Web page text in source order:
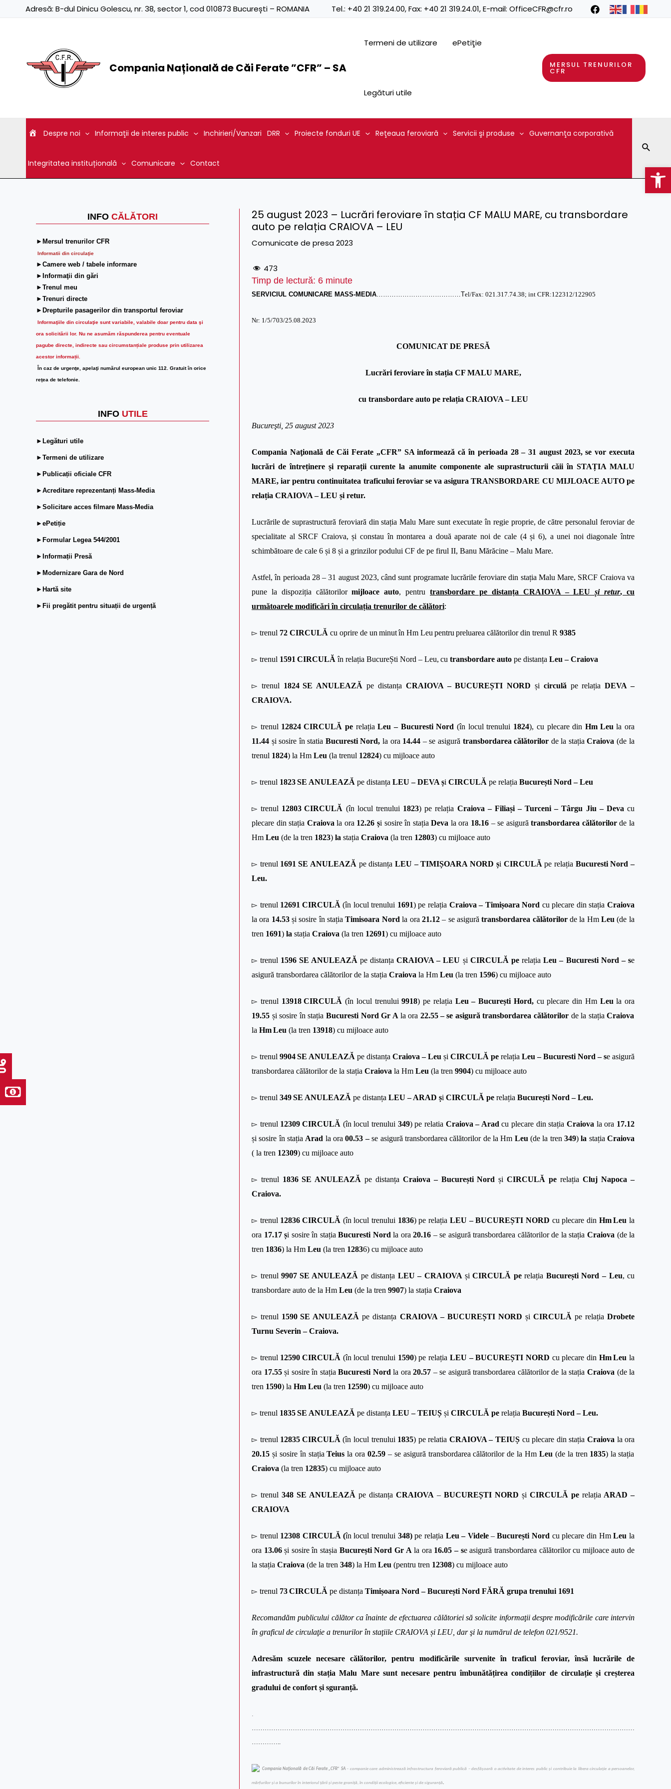
Adresă: B-dul Dinicu Golescu, nr. 38, sector 1, cod 010873 București – ROMANIA Tel.: +40 21 319.24.00, Fax: +40 21 319.24.01, E-mail: OfficeCFR@cfr.ro
Compania Națională de Căi Ferate ”CFR” – SA
Termeni de utilizare ePetiţie
Legături utile
MERSUL TRENURILOR
CFR
Despre noi Informaţii de interes public Inchirieri/Vanzari DRR Proiecte fonduri UE Reţeaua feroviară Servicii şi produse Guvernanţa corporativă
Integritatea instituțională Comunicare Contact
INFO CĂLĂTORI
►Mersul trenurilor CFR
Informatii din circulaţie
►Camere web / tabele informare
►Informaţii din gări
►Trenul meu
►Trenuri directe
►Drepturile pasagerilor din transportul feroviar
Informaţiile din circulaţie sunt variabile, valabile doar pentru data şi
ora solicitării lor. Nu ne asumăm răspunderea pentru eventuale
pagube directe, indirecte sau circumstanțiale produse prin utilizarea
acestor informații.
În caz de urgenţe, apelaţi numărul european unic 112. Gratuit în orice
reţea de telefonie.
INFO UTILE
►Legături utile
►Termeni de utilizare
►Publicații oficiale CFR
►Acreditare reprezentanți Mass-Media
►Solicitare acces filmare Mass-Media
►ePetiție
►Formular Legea 544/2001
►Informații Presă
►Modernizare Gara de Nord
►Hartă site
►Fii pregătit pentru situații de urgență
25 august 2023 – Lucrări feroviare în stația CF MALU MARE, cu transbordare
auto pe relația CRAIOVA – LEU
Comunicate de presa 2023
473
Timp de lectură: 6 minute
SERVICIUL COMUNICARE MASS-MEDIA …………………………………Tel/Fax: 021.317.74.38; int CFR:122312/122905
Nr: 1/5/703/25.08.2023
COMUNICAT DE PRESĂ
Lucrări feroviare în stația CF MALU MARE,
cu transbordare auto pe relația CRAIOVA – LEU
Bucureşti, 25 august 2023
Compania Naţională de Căi Ferate „CFR” SA informează că în perioada 28 – 31 august 2023, se vor executa
lucrări de întreținere și reparații curente la anumite componente ale suprastructurii căii în STAȚIA MALU
MARE, iar pentru continuitatea traficului feroviar se va asigura TRANSBORDARE CU MIJLOACE AUTO pe
relația CRAIOVA – LEU și retur.
Lucrările de suprastructură feroviară din stația Malu Mare sunt executate în regie proprie, de către personalul feroviar de
specialitate al SRCF Craiova, și constau în montarea a două aparate noi de cale (4 și 6), a unei noi diagonale între
schimbătoare de cale 6 și 8 și a grinzilor podului CF de pe firul II, Banu Mărăcine – Malu Mare.
Astfel, în perioada 28 – 31 august 2023, când sunt programate lucrările feroviare din stația Malu Mare, SRCF Craiova va
pune la dispoziția călătorilormijloace auto, pentrutransbordare pe distanța CRAIOVA – LEUși retur, cu
următoarele modificări în circulația trenurilor de călători:
▻ trenul 72 CIRCULĂ cu oprire de un minutîn Hm Leu pentru preluarea călătorilor din trenul R 9385
▻ trenul 1591 CIRCULĂîn relația BucureȘti Nord – Leu, cu transbordare auto pe distanța Leu – Craiova
▻ trenul 1824 SE ANULEAZĂ pe distanța CRAIOVA – BUCUREȘTI NORD și circulă perelațiaDEVA –
CRAIOVA.
▻ trenul 12824 CIRCULĂ perelațiaLeu – Bucuresti Nord(în locul trenului 1824), cu plecare din Hm Leula ora
11.44 și sosire în statia Bucuresti Nord,la ora 14.44 –se asigură transbordarea călătorilor de la stația Craiova (de la
trenul 1824) la Hm Leu (la trenul 12824) cu mijloace auto
▻ trenul 1823SE ANULEAZĂ pe distanța LEU – DEVA și CIRCULĂ pe relația București Nord – Leu
▻trenul 12803 CIRCULĂ (în locul trenului 1823) pe relația Craiova – Filiași – Turceni – Târgu Jiu – Devacu
plecare din stația Craiova la ora 12.26 și sosire în stațiaDeva la ora 18.16 – se asigurătransbordarea călătorilorde la
Hm Leu (de la tren 1823) la stația Craiova (la tren 12803) cu mijloace auto
▻ trenul 1691 SE ANULEAZĂ pe distanța LEU – TIMIȘOARA NORD și CIRCULĂpe relația Bucuresti Nord –
Leu.
▻ trenul 12691 CIRCULĂ (în locul trenului 1691) pe relația Craiova – Timișoara Nord cu plecare din stațiaCraiova
la ora 14.53și sosire în stațiaTimisoara Nordla ora 21.12– se asigurătransbordarea călătorilorde la HmLeu(de la
tren 1691) la stația Craiova (la tren 12691) cu mijloace auto
▻trenul 1596 SE ANULEAZĂ pe distanțaCRAIOVA – LEU și CIRCULĂ pe relațiaLeu – Bucuresti Nord – se
asigură transbordarea călătorilor de la stația Craiova la Hm Leu (la tren 1596) cu mijloace auto
▻ trenul 13918 CIRCULĂ (în locul trenului9918) pe relația Leu – București Hord, cu plecare din Hm Leu la ora
19.55 și sosire în stațiaBucuresti Nord Gr A la ora 22.55 – se asigură transbordarea călătorilorde la stațiaCraiova
la HmLeu (la tren 13918) cu mijloace auto
▻ trenul 9904SE ANULEAZĂ pe distanța Craiova – Leu și CIRCULĂ pe relația Leu – Bucuresti Nord – se asigură
transbordarea călătorilor de la stația Craiova la Hm Leu (la tren 9904) cu mijloace auto
▻ trenul 349SE ANULEAZĂ pe distanța LEU – ARAD și CIRCULĂ pe relația București Nord – Leu.
▻ trenul 12309 CIRCULĂ (în locul trenului 349) pe relatia Craiova – Aradcu plecare din stațiaCraiova la ora 17.12
și sosire în stația Arad la ora00.53 –se asigură transbordarea călătorilorde la Hm Leu (de la tren349)la stațiaCraiova
( la tren 12309) cu mijloace auto
▻ trenul 1836 SE ANULEAZĂ pe distanța Craiova – București NordșiCIRCULĂ pe relațiaCluj Napoca –
Craiova.
▻ trenul 12836 CIRCULĂ (în locul trenului 1836) pe relația LEU – BUCUREȘTI NORD cu plecare din Hm Leula
ora 17.17 și sosire în stațiaBucuresti Nord la ora20.16 – se asigură transbordarea călătorilor de la stația Craiova (de la
tren 1836) la Hm Leu (la tren 12836) cu mijloace auto
▻ trenul9907 SE ANULEAZĂ pe distanța LEU – CRAIOVA șiCIRCULĂ perelația București Nord – Leu, cu
transbordare auto de la Hm Leu (de la tren 9907) la stația Craiova
▻trenul 1590 SE ANULEAZĂ pe distanța CRAIOVA – BUCUREȘTI NORD și CIRCULĂ perelațiaDrobete
Turnu Severin – Craiova.
▻ trenul 12590 CIRCULĂ (în locul trenului 1590) pe relația LEU – BUCUREȘTI NORD cu plecare din Hm Leula
ora 17.55și sosire în stațiaBucuresti Nordla ora20.57 – se asigură transbordarea călătorilor de la stația Craiova (de la
tren 1590) la Hm Leu (la tren 12590) cu mijloace auto
▻ trenul 1835SE ANULEAZĂ pe distanța LEU – TEIUȘ și CIRCULĂ pe relația București Nord – Leu.
▻ trenul 12835 CIRCULĂ (în locul trenului 1835) pe relatia CRAIOVA – TEIUȘ cu plecare din stația Craiova la ora
20.15 și sosire în stațiaTeiusla ora 02.59 – se asigură transbordarea călătorilor de la Hm Leu (de la tren 1835)la stația
Craiova (la tren 12835) cu mijloace auto
▻ trenul 348 SE ANULEAZĂ pe distanța CRAIOVA – BUCUREȘTI NORD și CIRCULĂ pe relația ARAD –
CRAIOVA
▻ trenul 12308 CIRCULĂ (în locul trenului 348)pe relația Leu – Videle –București Nord cu plecare din HmLeu la
ora 13.06și sosire în stașia București Nord Gr A la ora 16.05 – se asigură transbordarea călătorilor cu mijloace auto de
la stația Craiova (de la tren 348) la Hm Leu (pentru tren 12308) cu mijloace auto
▻ trenul 73CIRCULĂ pe distanța Timișoara Nord – București Nord FĂRĂ grupa trenului 1691
Recomandăm publicului călător ca înainte de efectuarea călătoriei să solicite informaţii despre modificările care intervin
în graficul de circulaţie a trenurilor în staţiile CRAIOVA și LEU, dar şi la numărul de telefon 021/9521.
Adresăm scuzele necesare călătorilor, pentru modificările survenite în traficul feroviar, însă lucrările de
infrastructură din stația Malu Mare sunt necesare pentru îmbunătățirea condițiilor de circulație și creșterea
gradului de confort și sguranță.
Compania Naţională de Căi Ferate „CFR” SA– companie care administrează infrastructura feroviară publică – desfăşoară o activitate de interes public şi contribuie la libera circulaţie a persoanelor,
mărfurilor şi a bunurilor în interiorul ţării şi peste graniţă, în condiţii ecologice, eficiente şi de siguranţă.